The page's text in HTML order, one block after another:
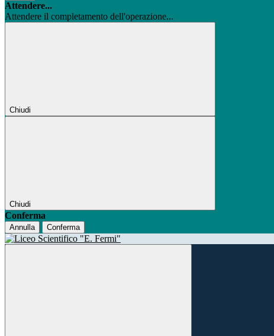
Attendere...
Attendere il completamento dell'operazione...
Chiudi
Chiudi
Conferma
Annulla Conferma